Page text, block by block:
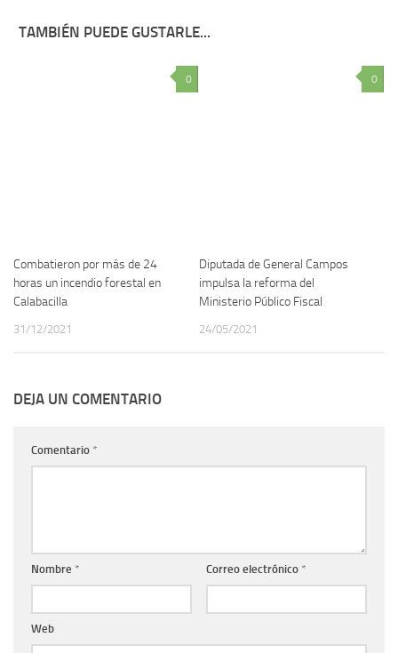
TAMBIÉN PUEDE GUSTARLE...
0
Combatieron por más de 24
horas un incendio forestal en
Calabacilla
31/12/2021
0
Diputada de General Campos
impulsa la reforma del
Ministerio Público Fiscal
24/05/2021
DEJA UN COMENTARIO
Comentario *
Nombre * Correo electrónico *
Web